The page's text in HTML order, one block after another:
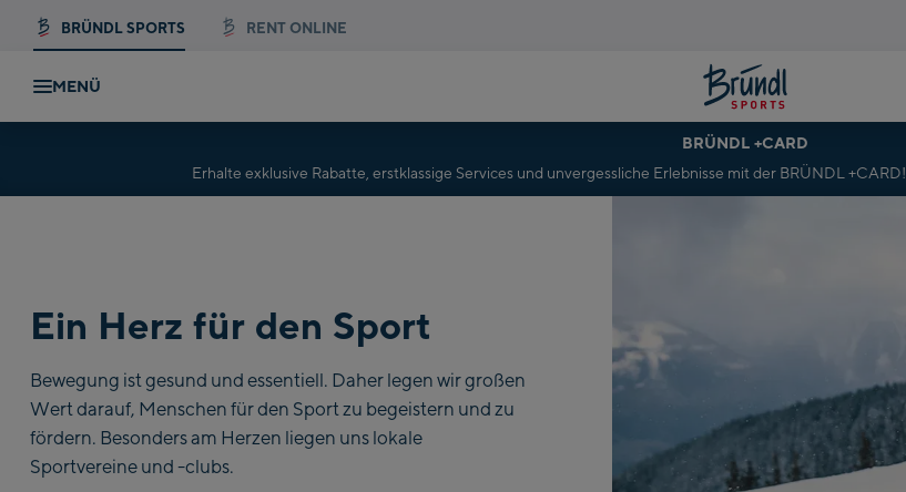
BRÜNDL SPORTS RENT ONLINE
MENÜ
BRÜNDL +CARD
Erhalte exklusive Rabatte, erstklassige Services und unvergessliche Erlebnisse mit der BRÜNDL +CARD!
Ein Herz für den Sport
Bewegung ist gesund und essentiell. Daher legen wir großen
Wert darauf, Menschen für den Sport zu begeistern und zu
fördern. Besonders am Herzen liegen uns lokale
Sportvereine und -clubs.